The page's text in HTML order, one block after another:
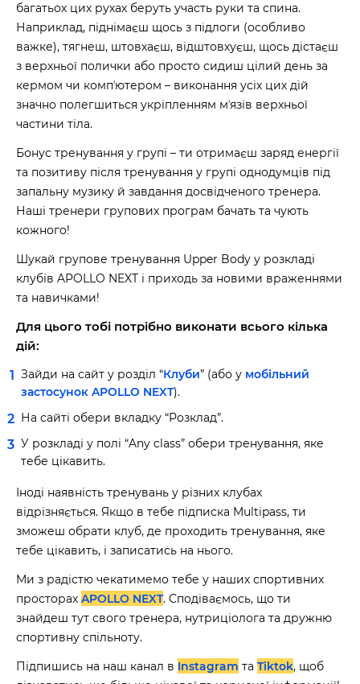
багатьох цих рухах беруть участь руки та спина.
Наприклад, піднімаєш щось з підлоги (особливо
важке), тягнеш, штовхаєш, відштовхуєш, щось дістаєш
з верхньої полички або просто сидиш цілий день за
кермом чи компʼютером – виконання усіх цих дій
значно полегшиться укріпленням мʼязів верхньої
частини тіла.
Бонус тренування у групі – ти отримаєш заряд енергії
та позитиву після тренування у групі однодумців під
запальну музику й завдання досвідченого тренера.
Наші тренери групових програм бачать та чують
кожного!
Шукай групове тренування Upper Body у розкладі
клубів APOLLO NEXT і приходь за новими враженнями
та навичками!
Для цього тобі потрібно виконати всього кілька
дій:
Зайди на сайт у розділ “Клуби” (або у мобільний
застосунок APOLLO NEXT).
На сайті обери вкладку “Розклад”.
У розкладі у полі “Any class” обери тренування, яке
тебе цікавить.
Іноді наявність тренувань у різних клубах
відрізняється. Якщо в тебе підписка Multіpass, ти
зможеш обрати клуб, де проходить тренування, яке
тебе цікавить, і записатись на нього.
Ми з радістю чекатимемо тебе у наших спортивних
просторах APOLLO NEXT. Сподіваємось, що ти
знайдеш тут свого тренера, нутриціолога та дружню
спортивну спільноту.
Підпишись на наш канал в Instagram та Tiktok, щоб